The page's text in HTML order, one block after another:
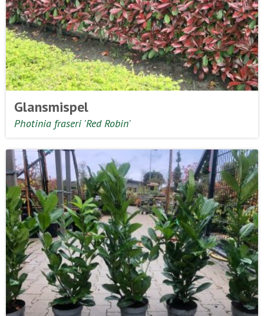
Glansmispel
Photinia fraseri 'Red Robin'